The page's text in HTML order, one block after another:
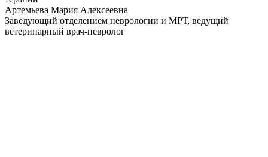
Артемьева Мария Алексеевна
Заведующий отделением неврологии и МРТ, ведущий
ветеринарный врач-невролог